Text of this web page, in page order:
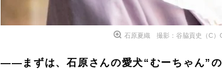
石原夏織 撮影：谷脇貢史（C）
――まずは、石原さんの愛犬“むーちゃん”の